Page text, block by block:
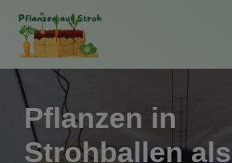
Zum
springen
Pflanzen in
Strohballen als